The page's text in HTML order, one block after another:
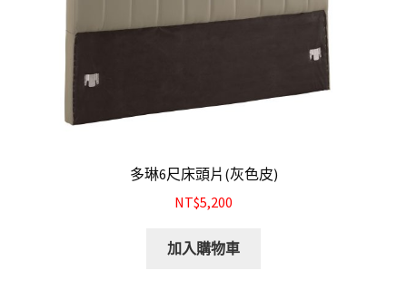
多琳6尺床頭片(灰色皮)
NT$5,200
加入購物車